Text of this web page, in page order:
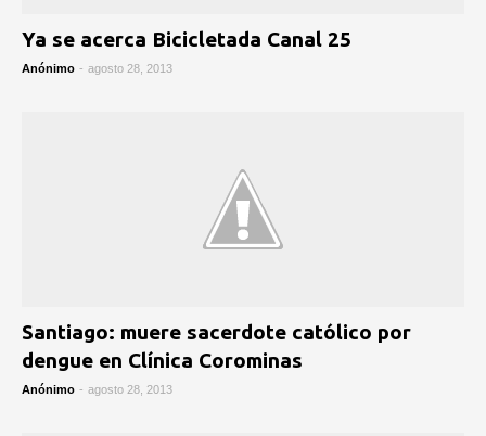
Ya se acerca Bicicletada Canal 25
Anónimo - agosto 28, 2013
Santiago: muere sacerdote católico por
dengue en Clínica Corominas
Anónimo - agosto 28, 2013